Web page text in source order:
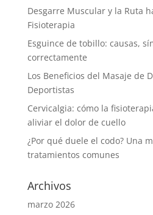
Desgarre Muscular y la Ruta
Fisioterapia
Esguince de tobillo: causas,
correctamente
Los Beneficios del Masaje de
Deportistas
Cervicalgia: cómo la
aliviar el dolor de cuello
¿Por qué duele el codo? Una
tratamientos comunes
Archivos
marzo 2026